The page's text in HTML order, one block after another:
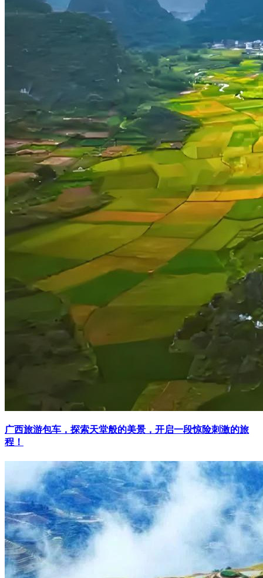
广西旅游包车，探索天堂般的美景，开启一段惊险刺激的旅
程！